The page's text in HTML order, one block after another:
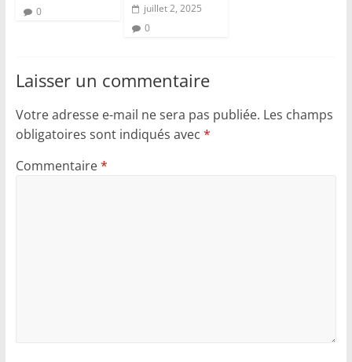
0
juillet 2, 2025
0
Laisser un commentaire
Votre adresse e-mail ne sera pas publiée. Les champs
obligatoires sont indiqués avec *
Commentaire*